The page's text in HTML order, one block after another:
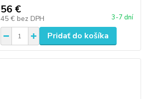
56 €
45 € bez DPH 3-7 dní
Pridať do košíka